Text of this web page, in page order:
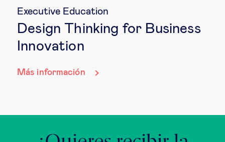
Executive Education
Design Thinking for Business
Innovation
Más información